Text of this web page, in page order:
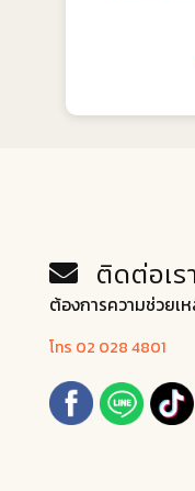
ติดต่อเร
ต้องการความช่วยเ
โทร 02 028 4801